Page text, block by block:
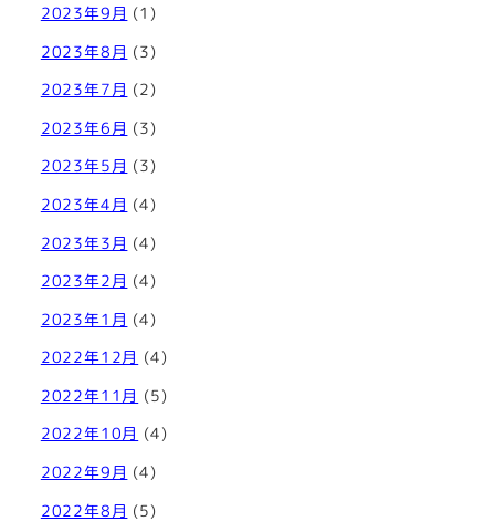
2023年9月 (1)
2023年8月 (3)
2023年7月 (2)
2023年6月 (3)
2023年5月 (3)
2023年4月 (4)
2023年3月 (4)
2023年2月 (4)
2023年1月 (4)
2022年12月 (4)
2022年11月 (5)
2022年10月 (4)
2022年9月 (4)
2022年8月 (5)